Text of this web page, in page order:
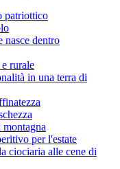
patriottico
nasce dentro
rurale
in una terra di
per l'estate
ciociaria alle cene di